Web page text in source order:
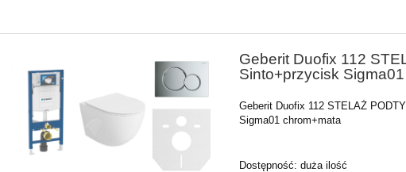
Geberit Duofix 112
Sinto+przycisk
Geberit Duofix 112 STELAŻ
Sigma01 chrom+mata
Dostępność: duża ilość